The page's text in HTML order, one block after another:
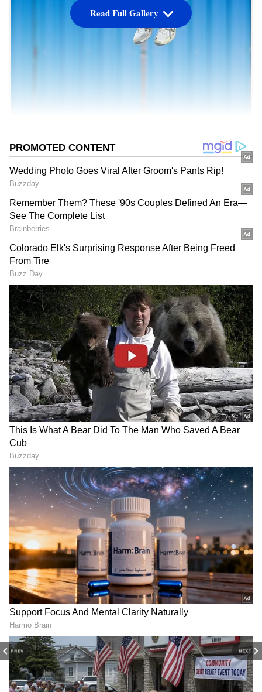
PREV NEXT
Image credit: PTI
బంగ్లాదేశ్‌తో వన్డే సిరీస్‌కి ఎంపికైన యష్ దయాల్
గాయపడడంతో అతని స్థానంలో టీమ్‌లోకి స్థానం
సంపాదించుకున్నాడు కుల్దీప్ సేన్. బంగ్లాతో తొలి వన్డేలో
అంతర్జాతీయ ఆరంగ్రేటం చేసి 5 ఓవర్లలో 37 పరుగులిచ్చి 2
వికెట్లు పడగొట్టాడు...
గూగుల్‌లో ఆసక్తికరమైన సమాచారం కోసం ఏసియానెట్ తెలుగు
ను మీ ఫ్రిఫర్డ్ సోర్స్ గా ఎంచుకోండి
2
7
kuldeep sen
తొలి వన్డేలో ఇంప్రెసివ్‌ బౌలింగ్‌తో ఆకట్టుకున్న కుల్దీప్ సేన్‌కి
Read Full Gallery